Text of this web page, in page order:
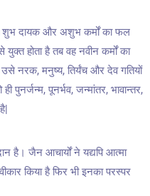
शुभ दायक और अशुभ कर्मों का फल
होता है तब वह नवीन कर्मों का
नरक, मनुष्य, तिर्यंच और देव गतियों
पूनर्भव, जन्मांतर, भावान्तर,
है। जैन आचार्यों ने यद्यपि आत्मा
किया है फिर भी इनका परस्पर